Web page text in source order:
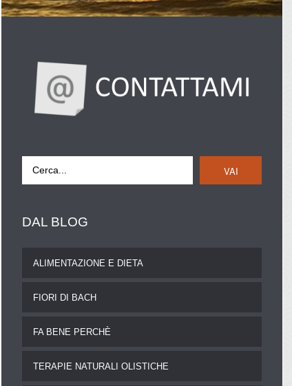
VAI
DAL BLOG
ALIMENTAZIONE E DIETA
FIORI DI BACH
FA BENE PERCHÈ
TERAPIE NATURALI OLISTICHE